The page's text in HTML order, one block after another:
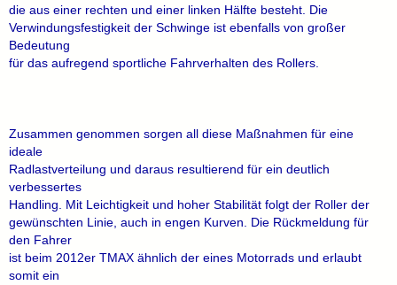
die aus einer rechten und einer linken Hälfte besteht. Die
Verwindungsfestigkeit der Schwinge ist ebenfalls von großer
Bedeutung
für das aufregend sportliche Fahrverhalten des Rollers.
Zusammen genommen sorgen all diese Maßnahmen für eine
ideale
Radlastverteilung und daraus resultierend für ein deutlich
verbessertes
Handling. Mit Leichtigkeit und hoher Stabilität folgt der Roller der
gewünschten Linie, auch in engen Kurven. Die Rückmeldung für
den Fahrer
ist beim 2012er TMAX ähnlich der eines Motorrads und erlaubt
somit ein